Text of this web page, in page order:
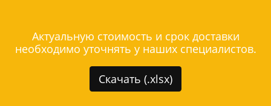
Актуальную стоимость и срок доставки
необходимо уточнять у наших специалистов.
Скачать (.xlsx)